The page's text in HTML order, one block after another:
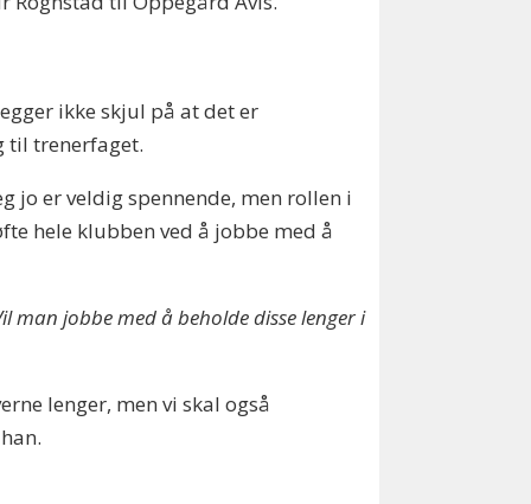
ikke skjul på at det er
til trenerfaget.
jo er veldig spennende, men rollen i
hele klubben ved å jobbe med å
man jobbe med å beholde disse lenger i
lenger, men vi skal også